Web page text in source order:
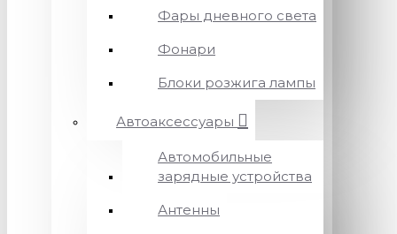
Фары дневного света
Фонари
Блоки розжига лампы
Автоаксессуары
Автомобильные
зарядные устройства
Антенны